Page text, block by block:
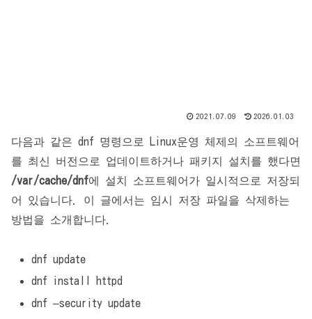
2021.07.09 2026.01.03
다음과 같은 dnf 명령으로 Linux운영 체제의 소프트웨어
를 최신 버전으로 업데이트하거나 패키지 설치를 했다면
/var/cache/dnf에 설치 소프트웨어가 일시적으로 저장되
어 있습니다. 이 글에서는 임시 저장 파일을 삭제하는
방법을 소개합니다.
dnf update
dnf install httpd
dnf –security update